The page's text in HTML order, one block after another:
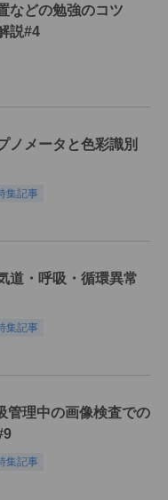
などの勉強のコツ
説#4
ノメータと色彩識別
集記事
道・呼吸・循環異常
集記事
管理中の画像検査での
集記事